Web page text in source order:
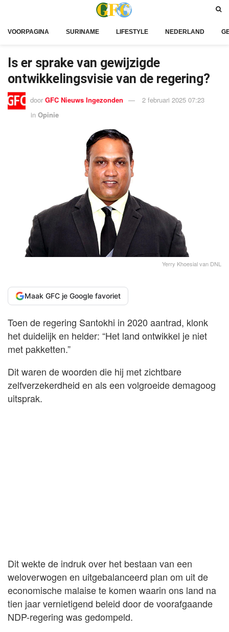
VOORPAGINA SURINAME LIFESTYLE NEDERLAND
Is er sprake van gewijzigde
ontwikkelingsvisie van de regering?
door GFC Nieuws Ingezonden
2 februari 2025 07:23
in Opinie
Yerry Khoesial van DNL
Maak GFC je Google favoriet
Toen de regering Santokhi in 2020 aantrad, klonk
het duidelijk en helder: “Het land ontwikkel je niet
met pakketten.”
Dit waren de woorden die hij met zichtbare
zelfverzekerdheid en als een volgroeide demagoog
uitsprak.
Dit wekte de indruk over het bestaan van een
weloverwogen en uitgebalanceerd plan om uit de
economische malaise te komen waarin ons land na
tien jaar vernietigend beleid door de voorafgaande
NDP-regering was gedompeld.